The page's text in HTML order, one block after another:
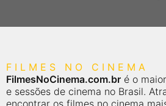
FILMES NO CINEMA
FilmesNoCinema.com.br é o
e sessões de cinema no Brasil.
encontrar os filmes no cinema